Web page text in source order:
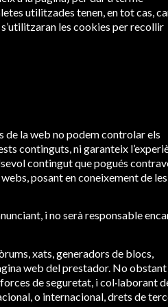
utilitzades tenen, en tot cas,
s’utilitzaran les cookies per recollir
de la web no podem controlar els
continguts, ni garanteix
contingut que pogués
posant en coneixement de les
i no serà responsable
xats, generadors de blocs,
web del prestador. No
de seguretat, i col·laborant
o internacional, drets de